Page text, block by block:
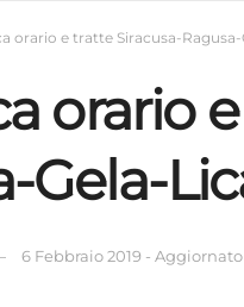
orario e tratte Siracusa-
orario
Gela-
6 Febbraio 2019 - Aggiornato